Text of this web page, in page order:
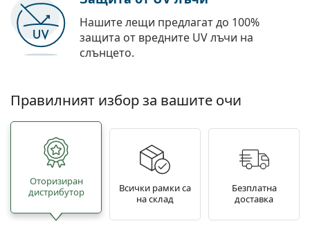
Нашите лещи предлагат до 100%
защита от вредните UV лъчи на
слънцето.
Правилният избор за вашите очи
Oторизиран
дистрибутор
Всички рамки са
на склад
Безплатна
доставка